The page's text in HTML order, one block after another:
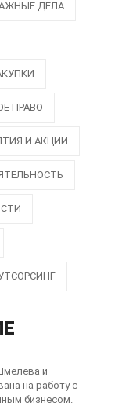
ДЕЛА
ПРАВО
И АКЦИИ
и
на работу с
бизнесом.